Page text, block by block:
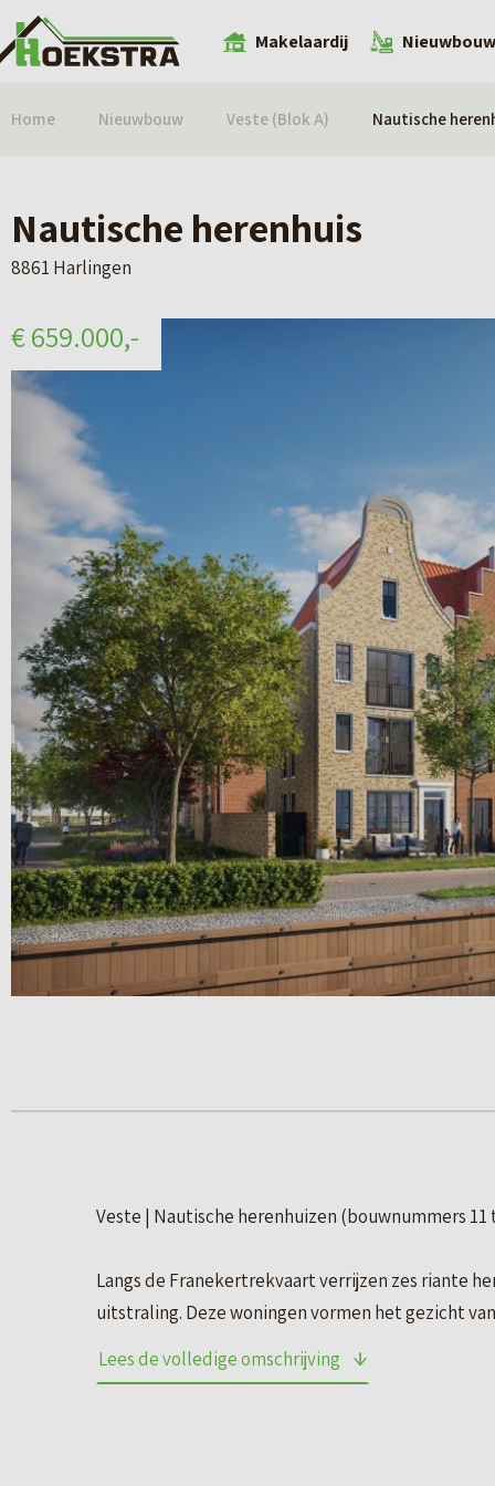
Makelaardij Nieuwbouw
Home Nieuwbouw Veste (Blok A) Nautische
Nautische herenhuis
8861 Harlingen
€ 659.000,-
Veste | Nautische herenhuizen (bouwnummers 11
Langs de Franekertrekvaart verrijzen zes riante
uitstraling. Deze woningen vormen het gezicht
Lees de volledige omschrijving